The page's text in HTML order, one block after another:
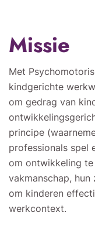
Missie
Met
kindgerichte
om gedrag van
principe
professionals spel
om ontwikkeling
vakmanschap,
om kinderen
werkcontext.